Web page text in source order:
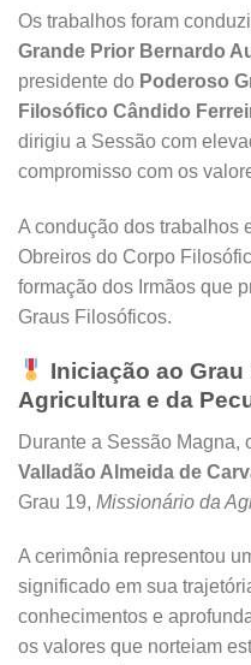
Os trabalhos foram
Grande Prior Bernardo
presidente do Poderoso
Filosófico Cândido
dirigiu a Sessão com
compromisso com os
A condução dos trabalhos
Obreiros do Corpo
formação dos Irmãos que
Graus Filosóficos.
Iniciação ao
Agricultura e da
Durante a Sessão Magna,
Valladão Almeida de
Grau 19, Missionário da
A cerimônia representou
significado em sua
conhecimentos e
os valores que norteiam